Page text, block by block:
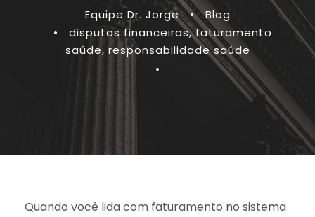
Equipe Dr. Jorge •
Blog
•
disputas financeiras, faturamento
saúde, responsabilidade saúde
•
Quando você lida com faturamento no sistema